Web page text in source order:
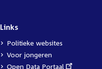
Links
Politieke websites
Voor jongeren
External
Open Data Portaal